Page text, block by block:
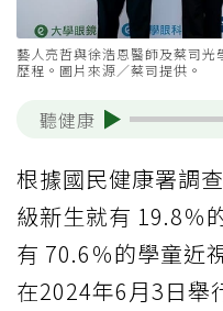
藝人亮哲與徐浩恩醫師及蔡司
歷程。圖片來源／蔡司提供。
聽健康
根據國民健康署調
級新生就有 19.8％
有 70.6％的學童近
在2024年6月3日舉